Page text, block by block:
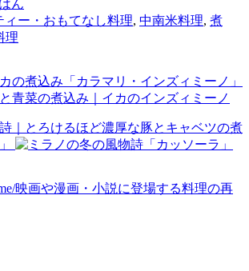
ん
ィー・おもてなし料理, 中南米料理, 煮
理
青菜の煮込み｜イカのインズィミーノ
｜とろけるほど濃厚な豚とキャベツの煮
映画や漫画・小説に登場する料理の再